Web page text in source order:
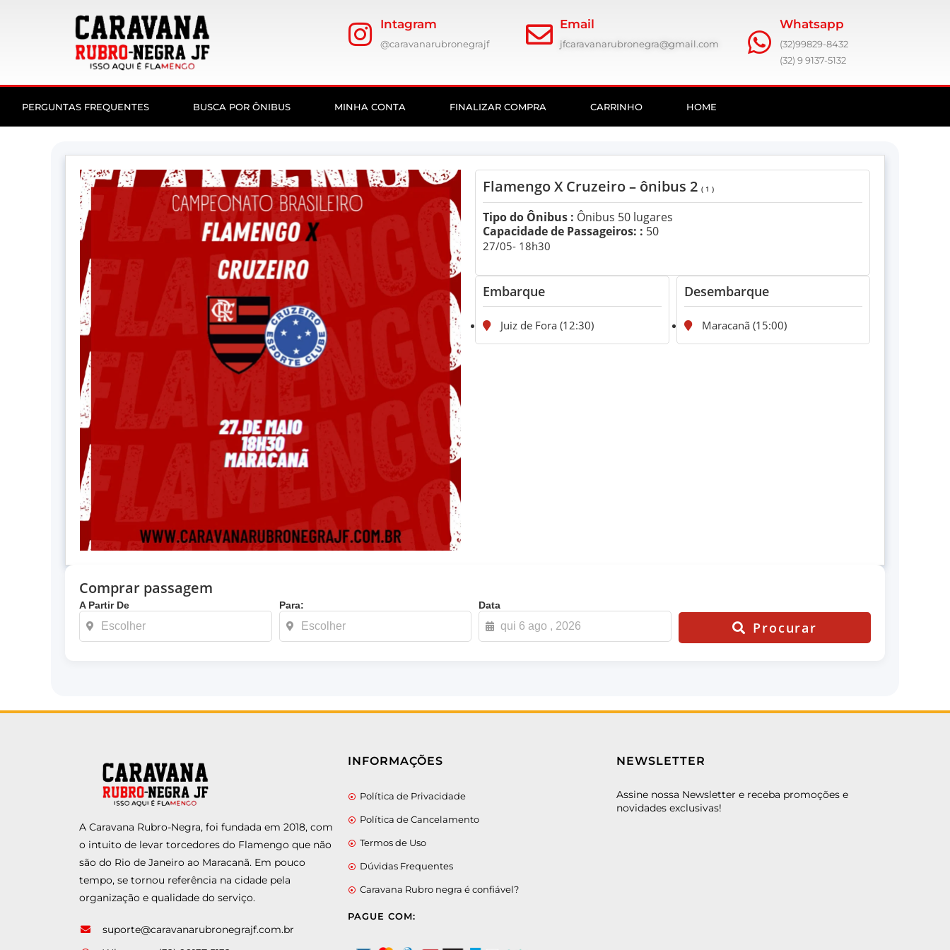
Intagram
@caravanarubronegrajf
Email
jfcaravanarubronegra@gmail.com
Whatsapp
(32)99829-8432
(32) 9 9137-5132
PERGUNTAS FREQUENTES BUSCA POR ÔNIBUS MINHA CONTA FINALIZAR COMPRA CARRINHO HOME
Flamengo X Cruzeiro – ônibus 2 ( 1 )
Tipo do Ônibus : Ônibus 50 lugares
Capacidade de Passageiros: : 50
27/05- 18h30
Embarque
Juiz de Fora (12:30)
Desembarque
Maracanã (15:00)
Comprar passagem
A Partir De Para: Data
Procurar
A Caravana Rubro-Negra, foi fundada em 2018, com
o intuito de levar torcedores do Flamengo que não
são do Rio de Janeiro ao Maracanã. Em pouco
tempo, se tornou referência na cidade pela
organização e qualidade do serviço.
suporte@caravanarubronegrajf.com.br
INFORMAÇÕES
Política de Privacidade
Política de Cancelamento
Termos de Uso
Dúvidas Frequentes
Caravana Rubro negra é confiável?
PAGUE COM:
NEWSLETTER
Assine nossa Newsletter e receba promoções e
novidades exclusivas!